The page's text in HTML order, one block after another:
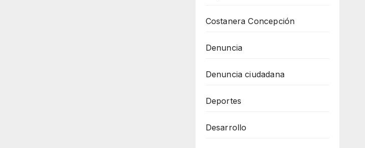
Costanera Concepción
Denuncia
Denuncia ciudadana
Deportes
Desarrollo